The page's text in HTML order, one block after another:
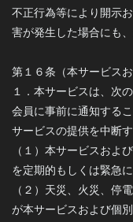
不正行為等により開示
害が発生した場合にも
第１６条（本サービス
１．本サービスは、次
会員に事前に通知する
サービスの提供を中断
（１）本サービスおよ
を定期的もしくは緊急
（２）天災、火災、停
が本サービスおよび個